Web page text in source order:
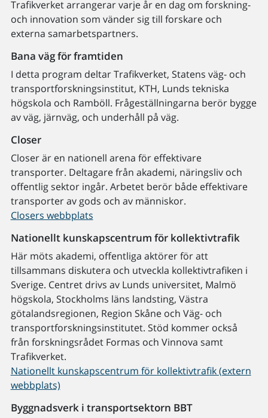
Trafikverket arrangerar varje år en dag om forskning-
och innovation som vänder sig till forskare och
externa samarbetspartners.
Bana väg för framtiden
I detta program deltar Trafikverket, Statens väg- och
transportforskningsinstitut, KTH, Lunds tekniska
högskola och Ramböll. Frågeställningarna berör bygge
av väg, järnväg, och underhåll på väg.
Closer
Closer är en nationell arena för effektivare
transporter. Deltagare från akademi, näringsliv och
offentlig sektor ingår. Arbetet berör både effektivare
transporter av gods och av människor.
Closers webbplats
Nationellt kunskapscentrum för kollektivtrafik
Här möts akademi, offentliga aktörer för att
tillsammans diskutera och utveckla kollektivtrafiken i
Sverige. Centret drivs av Lunds universitet, Malmö
högskola, Stockholms läns landsting, Västra
götalandsregionen, Region Skåne och Väg- och
transportforskningsinstitutet. Stöd kommer också
från forskningsrådet Formas och Vinnova samt
Trafikverket.
Nationellt kunskapscentrum för kollektivtrafik (extern
webbplats)
Byggnadsverk i transportsektorn BBT